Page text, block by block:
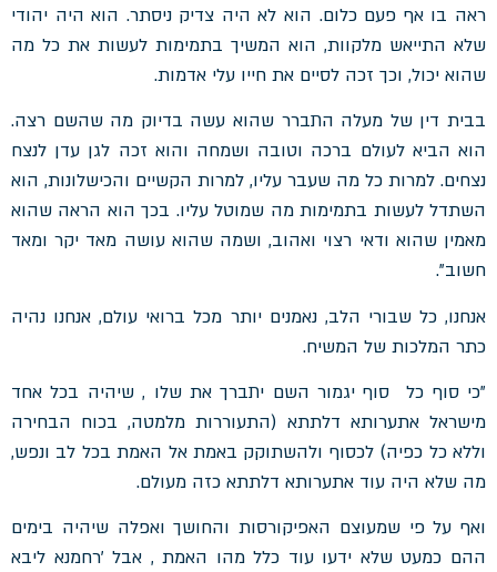
ראה בו אף פעם כלום. הוא לא היה צדיק ניסתר. הוא היה יהודי
שלא התייאש מלקוות, הוא המשיך בתמימות לעשות את כל מה
שהוא יכול, וכך זכה לסיים את חייו עלי אדמות.
בבית דין של מעלה התברר שהוא עשה בדיוק מה שהשם רצה.
הוא הביא לעולם ברכה וטובה ושמחה והוא זכה לגן עדן לנצח
נצחים. למרות כל מה שעבר עליו, למרות הקשיים והכישלונות, הוא
השתדל לעשות בתמימות מה שמוטל עליו. בכך הוא הראה שהוא
מאמין שהוא ודאי רצוי ואהוב, ושמה שהוא עושה מאד יקר ומאד
חשוב".
אנחנו, כל שבורי הלב, נאמנים יותר מכל ברואי עולם, אנחנו נהיה
כתר המלכות של המשיח.
"כי סוף כל סוף יגמור השם יתברך את שלו , שיהיה בכל אחד
מישראל אתערותא דלתתא (התעוררות מלמטה, בכוח הבחירה
וללא כל כפיה) לכסוף ולהשתוקק באמת אל האמת בכל לב ונפש,
מה שלא היה עוד אתערותא דלתתא כזה מעולם.
ואף על פי שמעוצם האפיקורסות והחושך ואפלה שיהיה בימים
ההם כמעט שלא ידעו עוד כלל מהו האמת , אבל 'רחמנא ליבא